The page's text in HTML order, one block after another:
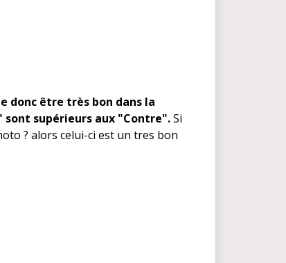
donc être très bon dans la
supérieurs aux "Contre".Si
? alors celui-ci est un tres bon